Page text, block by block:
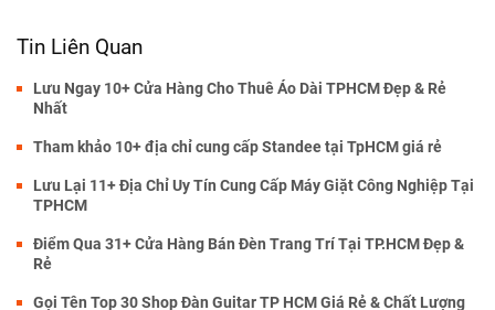
Tin Liên Quan
Lưu Ngay 10+ Cửa Hàng Cho Thuê Áo Dài TPHCM Đẹp & Rẻ
Nhất
Tham khảo 10+ địa chỉ cung cấp Standee tại TpHCM giá rẻ
Lưu Lại 11+ Địa Chỉ Uy Tín Cung Cấp Máy Giặt Công Nghiệp Tại
TPHCM
Điểm Qua 31+ Cửa Hàng Bán Đèn Trang Trí Tại TP.HCM Đẹp &
Rẻ
Gọi Tên Top 30 Shop Đàn Guitar TP HCM Giá Rẻ & Chất Lượng